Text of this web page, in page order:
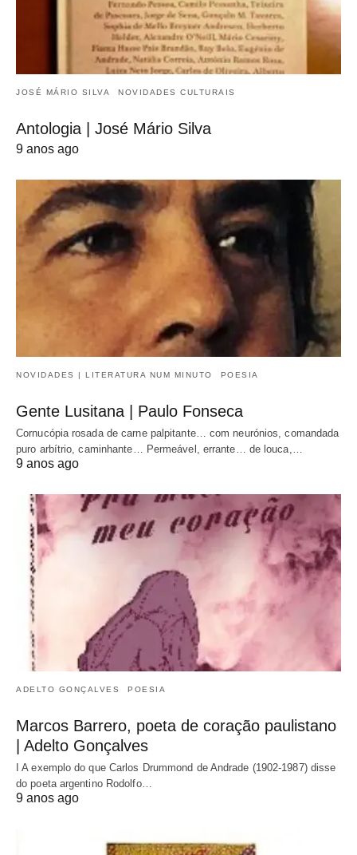
JOSÉ MÁRIO SILVA NOVIDADES CULTURAIS
Antologia | José Mário Silva
9 anos ago
NOVIDADES | LITERATURA NUM MINUTO POESIA
Gente Lusitana | Paulo Fonseca
Cornucópia rosada de carne palpitante… com neurónios, comandada
puro arbítrio, caminhante… Permeável, errante… de louca,…
9 anos ago
ADELTO GONÇALVES POESIA
Marcos Barrero, poeta de coração paulistano
| Adelto Gonçalves
I A exemplo do que Carlos Drummond de Andrade (1902-1987) disse
do poeta argentino Rodolfo…
9 anos ago